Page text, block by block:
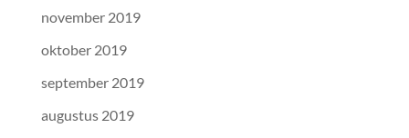
november 2019
oktober 2019
september 2019
augustus 2019